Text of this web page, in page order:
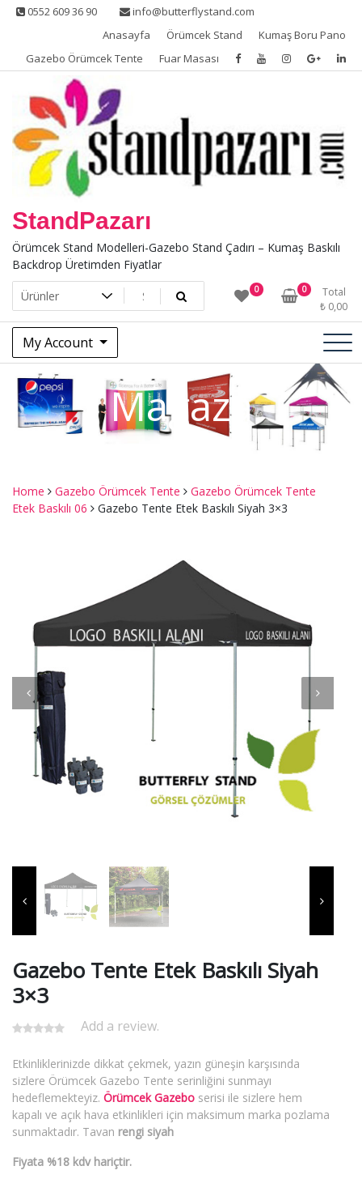
Skip 0552 609 36 90
info@butterflystand.com
Anasayfa
Örümcek Stand
Kumaş Boru Pano
Gazebo Örümcek Tente
Fuar Masası
StandPazarı
Örümcek Stand Modelleri-Gazebo Stand Çadırı – Kumaş Baskılı
Backdrop Üretimden Fiyatlar
0 0
Total
₺ 0,00
My Account
Mağaza
Home Gazebo Örümcek Tente
Gazebo Örümcek Tente
Etek Baskılı 06
Gazebo Tente Etek Baskılı Siyah 3×3
Gazebo Tente Etek Baskılı Siyah
3×3
Add a review.
Etkinliklerinizde dikkat çekmek, yazın güneşin karşısında
sizlere Örümcek Gazebo Tente serinliğini sunmayı
hedeflemekteyiz. Örümcek Gazebo serisi ile sizlere hem
kapalı ve açık hava etkinlikleri için maksimum marka pozlama
sunmaktadır. Tavan rengi siyah
Fiyata %18 kdv hariçtir.